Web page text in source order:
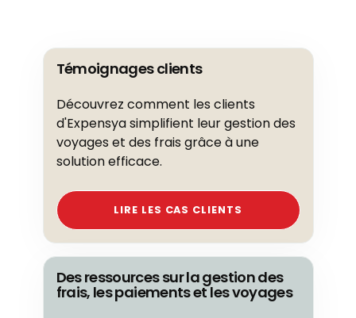
Témoignages clients
Découvrez comment les clients
d'Expensya simplifient leur gestion des
voyages et des frais grâce à une
solution efficace.
LIRE LES CAS CLIENTS
Des ressources sur la gestion des
frais, les paiements et les voyages